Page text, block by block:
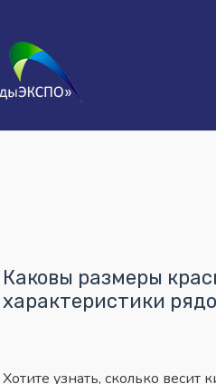
Каковы размеры
характеристики
Хотите узнать, сколько